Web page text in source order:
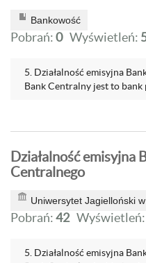
Bankowość
Pobrań:0 Wyświetleń:
5. Działalność emisyjna
Bank Centralny jest to bank
Działalność emisyjna
Centralnego
Uniwersytet Jagielloński
Pobrań:42 Wyświetleń:
5. Działalność emisyjna